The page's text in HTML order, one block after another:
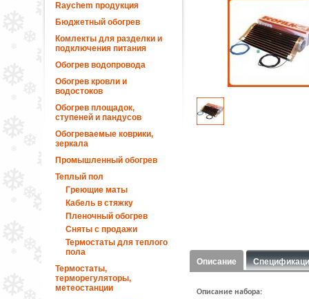
Raychem продукция
Бюджетный обогрев
Комлекты для разделки и
подключения питания
Обогрев водопровода
Обогрев кровли и
водостоков
Обогрев площадок,
ступеней и пандусов
Обогреваемые коврики,
зеркала
Промышленный обогрев
Теплый пол
Греющие маты
Кабель в стяжку
Пленочный обогрев
Сняты с продажи
Термостаты для теплого
пола
Термостаты,
терморегуляторы,
метеостанции
Описание
Описание набора: